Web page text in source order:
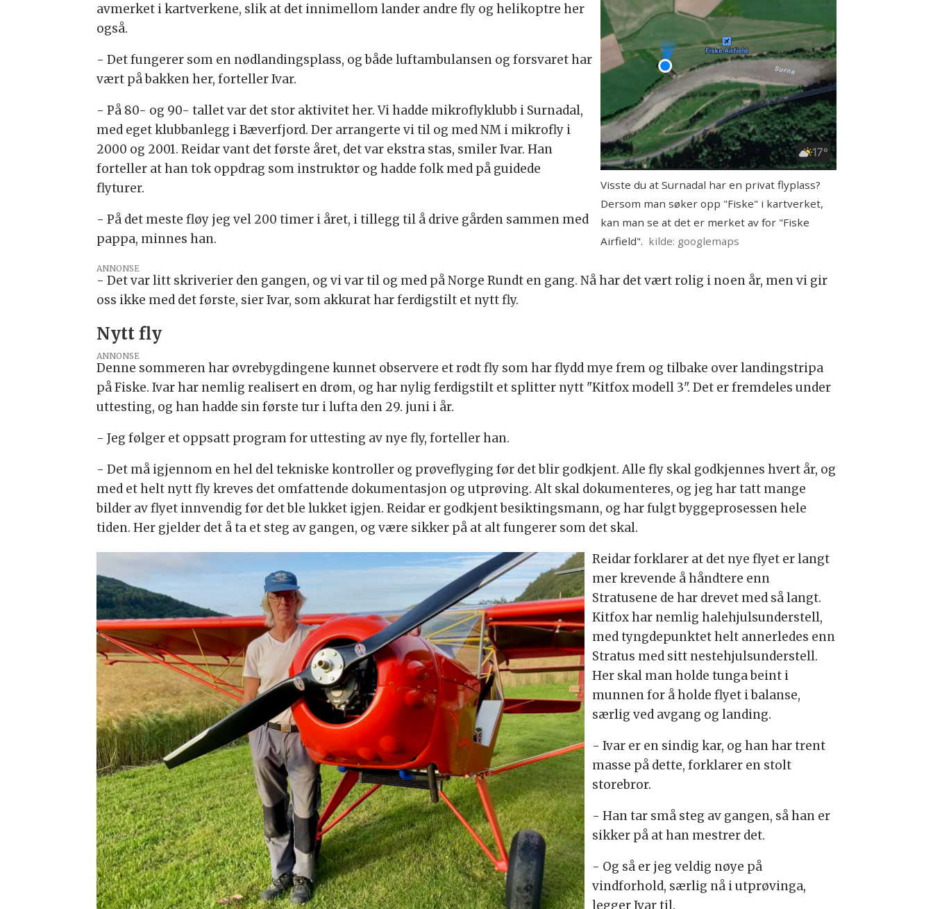
Visste du at Surnadal har en privat flyplass?
Dersom man søker opp "Fiske" i kartverket,
kan man se at det er merket av for "Fiske
Airfield". kilde: googlemaps
ANNONSE
avmerket i kartverkene, slik at det innimellom lander andre fly og helikoptre her
også.
- Det fungerer som en nødlandingsplass, og både luftambulansen og forsvaret har
vært på bakken her, forteller Ivar.
- På 80- og 90- tallet var det stor aktivitet her. Vi hadde mikroflyklubb i Surnadal,
med eget klubbanlegg i Bæverfjord. Der arrangerte vi til og med NM i mikrofly i
2000 og 2001. Reidar vant det første året, det var ekstra stas, smiler Ivar. Han
forteller at han tok oppdrag som instruktør og hadde folk med på guidede
flyturer.
- På det meste fløy jeg vel 200 timer i året, i tillegg til å drive gården sammen med
pappa, minnes han.
- Det var litt skriverier den gangen, og vi var til og med på Norge Rundt en gang. Nå har det vært rolig i noen år, men vi gir
oss ikke med det første, sier Ivar, som akkurat har ferdigstilt et nytt fly.
Nytt fly
ANNONSE
Denne sommeren har øvrebygdingene kunnet observere et rødt fly som har flydd mye frem og tilbake over landingstripa
på Fiske. Ivar har nemlig realisert en drøm, og har nylig ferdigstilt et splitter nytt "Kitfox modell 3". Det er fremdeles under
uttesting, og han hadde sin første tur i lufta den 29. juni i år.
- Jeg følger et oppsatt program for uttesting av nye fly, forteller han.
- Det må igjennom en hel del tekniske kontroller og prøveflyging før det blir godkjent. Alle fly skal godkjennes hvert år, og
med et helt nytt fly kreves det omfattende dokumentasjon og utprøving. Alt skal dokumenteres, og jeg har tatt mange
bilder av flyet innvendig før det ble lukket igjen. Reidar er godkjent besiktingsmann, og har fulgt byggeprosessen hele
tiden. Her gjelder det å ta et steg av gangen, og være sikker på at alt fungerer som det skal.
Reidar forklarer at det nye flyet er langt
mer krevende å håndtere enn
Stratusene de har drevet med så langt.
Kitfox har nemlig halehjulsunderstell,
med tyngdepunktet helt annerledes enn
Stratus med sitt nestehjulsunderstell.
Her skal man holde tunga beint i
munnen for å holde flyet i balanse,
særlig ved avgang og landing.
- Ivar er en sindig kar, og han har trent
masse på dette, forklarer en stolt
storebror.
- Han tar små steg av gangen, så han er
sikker på at han mestrer det.
- Og så er jeg veldig nøye på
vindforhold, særlig nå i utprøvinga,
legger Ivar til.